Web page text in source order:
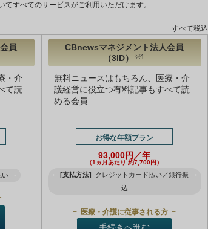
すべてのサービスがご利用いただけます。
すべて税込
員
・介
て読
い
CBnewsマネジメント法人会員
（3ID）
※1
無料ニュースはもちろん、医療・介
護経営に役立つ有料記事もすべて読
める会員
お得な年額プラン
93,000円／年
（1ヵ月あたり 約7,700円）
[支払方法]
クレジットカード払い／銀行振
込
医療・介護に従事される方
手続きへ進む